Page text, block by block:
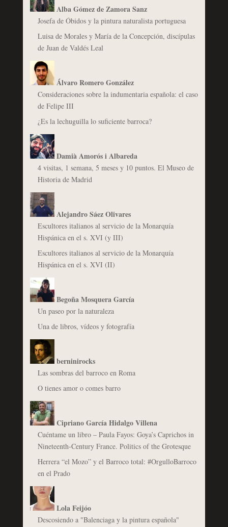
Alba Gómez de Zamora Sanz
Josefa de Óbidos y la pintura naturalista portuguesa
Luisa de Morales y María de la Concepción, discípulas
de Juan de Valdés Leal
Álvaro Romero González
Consideraciones sobre la indumentaria española: el caso
de Felipe III
¿Es la lechuguilla lo suficiente barroca?
Damià Amorós i Albareda
4 visitas, 1 semana, 5 meses y 10 puntos. El Museo de
Historia de Madrid
Alejandro Sáez Olivares
Escultores italianos al servicio de la Monarquía
Hispánica en el s. XVI (y III)
Escultores italianos al servicio de la Monarquía
Hispánica en el s. XVI (II)
Begoña Mosquera García
Un paseo por la naturaleza
Una de libros, vídeos y fotografía
berninirocks
Las sombras del barroco en Roma
O tienes amor o comes barro
Cipriano García Hidalgo Villena
Cuéntame un libro – Paula Fayos: Goya’s Caprichos in
Nineteenth-Century France. Politics of the Grotesque
Herrera “el Mozo” y el Barroco total: #OrgulloBarroco
en el Prado
Lola Feijóo
Descosiendo a "Balenciaga y la pintura española"